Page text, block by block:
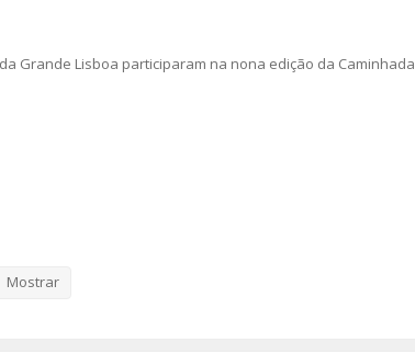
Grande Lisboa participaram na nona edição da Caminhada
Mostrar